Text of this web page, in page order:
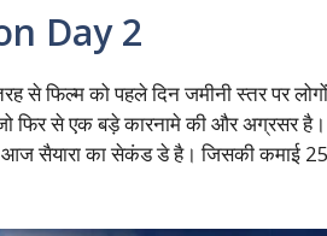
Day 2
फिल्म को पहले दिन जमीनी स्तर पर
जो फिर से एक बड़े कारनामे की और अग्रसर
सैयारा का सेकंड डे है। जिसकी कमाई